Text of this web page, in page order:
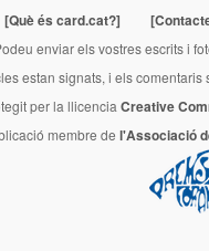
[Què és card.cat?]
enviar els vostres escrits i
estan signats, i els
per la llicencia Creative
membre de l'Associació